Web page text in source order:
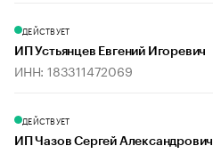
ДЕЙСТВУЕТ
ИП Устьянцев Евгений Игоревич
ИНН: 183311472069
ДЕЙСТВУЕТ
ИП Чазов Сергей Александрович